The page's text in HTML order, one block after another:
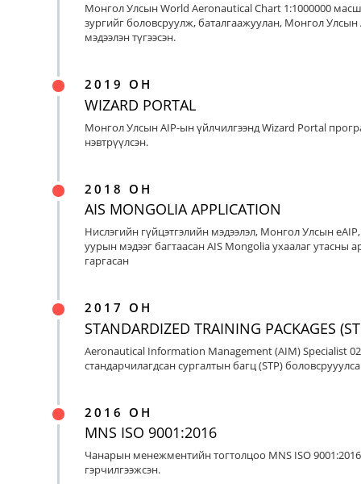
Монгол Улсын World Aeronautical Chart 1:1000000
зургийг боловсруулж, баталгаажуулан, Монгол Улсын
мэдээлэн түгээсэн.
2019 ОН
WIZARD PORTAL
Монгол Улсын AIP-ын үйлчилгээнд Wizard Portal
нэвтрүүлсэн.
2018 ОН
AIS MONGOLIA APPLICATION
Нислэгийн гүйцэтгэлийн мэдээлэл, Монгол Улсын
уурын мэдээг багтаасан AIS Mongolia ухаалаг утасны
гаргасан
2017 ОН
STANDARDIZED TRAINING PACKAGES
Aeronautical Information Management (AIM) Specialist
стандарчилагдсан сургалтын багц (STP)
2016 ОН
MNS ISO 9001:2016
Чанарын менежментийн тогтолцоо MNS ISO
гэрчилгээжсэн.